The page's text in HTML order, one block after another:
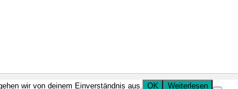
wir von deinem Einverständnis aus. OK Weiterlesen